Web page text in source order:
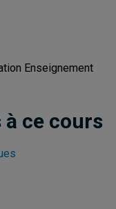
Enseignement
ce cours